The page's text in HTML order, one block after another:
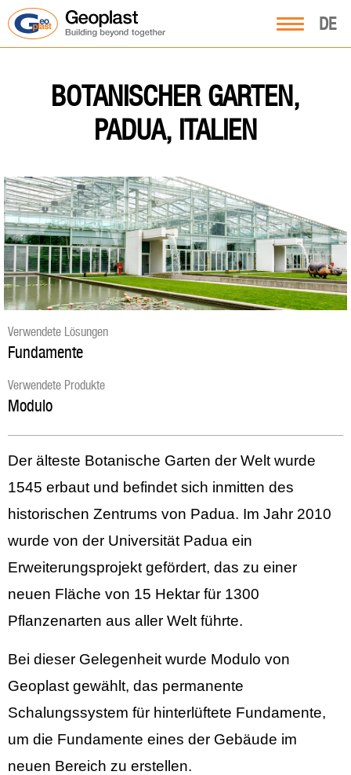
DE
BOTANISCHER GARTEN,
PADUA, ITALIEN
Verwendete Lösungen
Fundamente
Verwendete Produkte
Modulo
Der älteste Botanische Garten der Welt wurde
1545 erbaut und befindet sich inmitten des
historischen Zentrums von Padua. Im Jahr 2010
wurde von der Universität Padua ein
Erweiterungsprojekt gefördert, das zu einer
neuen Fläche von 15 Hektar für 1300
Pflanzenarten aus aller Welt führte.
Bei dieser Gelegenheit wurde Modulo von
Geoplast gewählt, das permanente
Schalungssystem für hinterlüftete Fundamente,
um die Fundamente eines der Gebäude im
neuen Bereich zu erstellen.